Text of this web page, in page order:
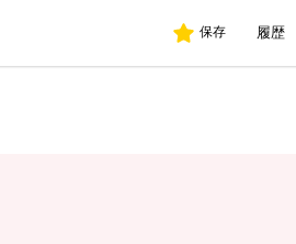
保存 履歴